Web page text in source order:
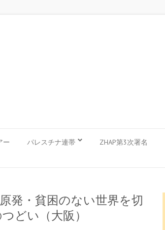
ー パレスチナ連帯 ZHAP第3次署名
発・貧困のない世界を切
どい（大阪）